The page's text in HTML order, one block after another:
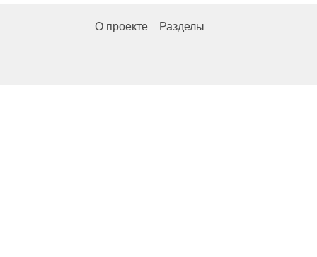
О проекте Разделы